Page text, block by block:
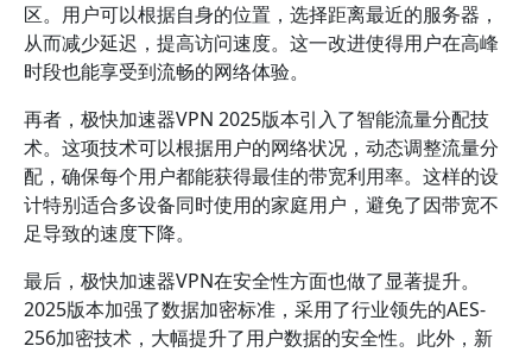
区。用户可以根据自身的位置，选择距离最近的服务器，
从而减少延迟，提高访问速度。这一改进使得用户在高峰
时段也能享受到流畅的网络体验。
再者，极快加速器VPN 2025版本引入了智能流量分配技
术。这项技术可以根据用户的网络状况，动态调整流量分
配，确保每个用户都能获得最佳的带宽利用率。这样的设
计特别适合多设备同时使用的家庭用户，避免了因带宽不
足导致的速度下降。
最后，极快加速器VPN在安全性方面也做了显著提升。
2025版本加强了数据加密标准，采用了行业领先的AES-
256加密技术，大幅提升了用户数据的安全性。此外，新